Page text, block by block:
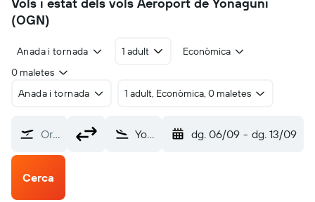
(OGN)
Anada i tornada 1 adult
Econòmica
0 maletes
Anada i tornada
1 adult, Econòmica, 0 maletes
Origen? Yonaguni (OGN) dg. 06/09 - dg. 13/09
Cerca